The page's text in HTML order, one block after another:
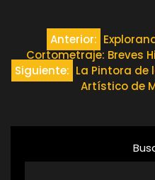
Navegación
de
entradas
Anterior:
Cortometraje: Breves
Siguiente: La Pintora de
Artístico de